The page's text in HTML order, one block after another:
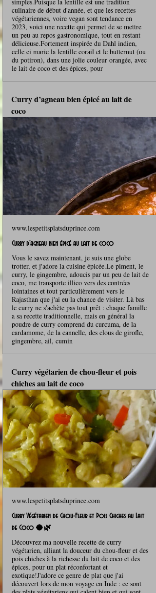
culinaire de début d'année, et que les recettes
végétariennes, voire vegan sont tendance en
2023, voici une recette qui permet de se mettre
un peu au repos gastronomique, tout en restant
délicieuse.Fortement inspirée du Dahl indien,
celle ci marie la lentille corail et le butternut (ou
du potiron), dans une jolie couleur orangée, avec
le lait de coco et des épices, pour
Curry d’agneau bien épicé au lait de
coco
www.lespetitsplatsduprince.com
Curry d'agneau bien épicé au lait de coco
Vous le savez maintenant, je suis une globe
trotter, et j'adore la cuisine épicée.Le piment, le
curry, le gingembre, adoucis par un peu de lait de
coco, me transporte illico vers des contrées
lointaines et tout particulièrement vers le
Rajasthan que j'ai eu la chance de visiter. Là bas
le curry ne s'achète pas tout prêt : chaque famille
a sa recette traditionnelle, mais en général la
poudre de curry comprend du curcuma, de la
cardamome, de la cannelle, des clous de girofle,
gingembre, ail, cumin
Curry végétarien de chou-fleur et pois
chiches au lait de coco
www.lespetitsplatsduprince.com
Curry Végétarien de Chou-Fleur et Pois Chiches au Lait
de Coco 🥥🌿
Découvrez ma nouvelle recette de curry
végétarien, alliant la douceur du chou-fleur et des
pois chiches à la richesse du lait de coco et des
épices, pour un plat réconfortant et
exotique!J'adore ce genre de plat que j'ai
découvert lors de mon voyage en Inde : ce sont